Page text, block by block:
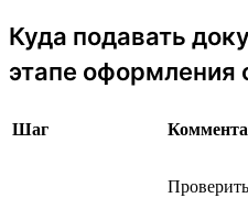
Куда подавать
этапе оформления
Шаг
Проверить